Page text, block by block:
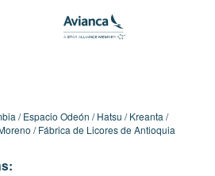
Espacio Odeón Hatsu
Kreanta
Fábrica de Licores de Antioquia